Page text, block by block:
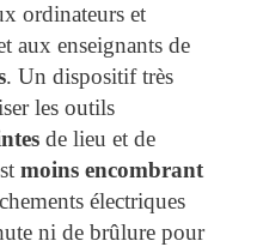
ordinateurs et
aux enseignants de
. Un dispositif très
les outils
de lieu et de
moins encombrant
électriques
ni de brûlure pour